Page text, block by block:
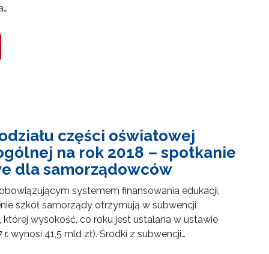
części oświatowej
na rok 2018 – spotkanie
dla samorządowców
systemem finansowania edukacji,
szkół samorządy otrzymują w subwencji
wysokość, co roku jest ustalana w ustawie
wynosi 41,5 mld zł). Środki z subwencji…